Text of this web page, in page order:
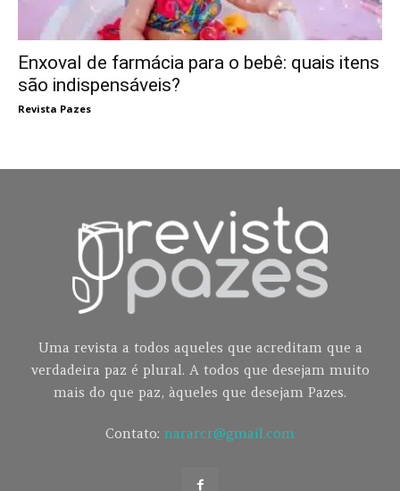
Enxoval de farmácia para o bebê: quais itens
são indispensáveis?
Revista Pazes
Uma revista a todos aqueles que acreditam que a
verdadeira paz é plural. A todos que desejam muito
mais do que paz, àqueles que desejam Pazes.
Contato: nararcr@gmail.com